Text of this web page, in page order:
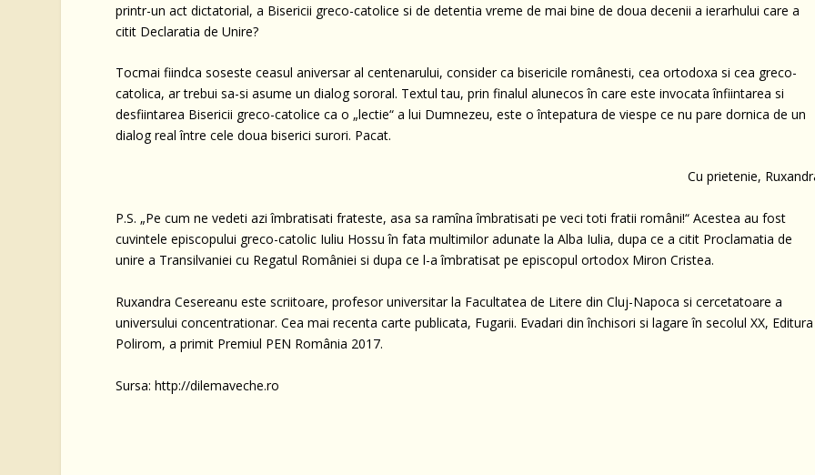
printr-un act dictatorial, a Bisericii greco-catolice si de detentia vreme de mai bine de doua decenii a ierarhului care a
citit Declaratia de Unire?
Tocmai fiindca soseste ceasul aniversar al centenarului, consider ca bisericile românesti, cea ortodoxa si cea greco-
catolica, ar trebui sa-si asume un dialog sororal. Textul tau, prin finalul alunecos în care este invocata înfiintarea si
desfiintarea Bisericii greco-catolice ca o „lectie“ a lui Dumnezeu, este o întepatura de viespe ce nu pare dornica de un
dialog real între cele doua biserici surori. Pacat.
Cu prietenie,
P.S. „Pe cum ne vedeti azi îmbratisati frateste, asa sa ramîna îmbratisati pe veci toti fratii români!“ Acestea au fost
cuvintele episcopului greco-catolic Iuliu Hossu în fata multimilor adunate la Alba Iulia, dupa ce a citit Proclamatia de
unire a Transilvaniei cu Regatul României si dupa ce l-a îmbratisat pe episcopul ortodox Miron Cristea.
Ruxandra Cesereanu este scriitoare, profesor universitar la Facultatea de Litere din Cluj-Napoca si cercetatoare a
universului concentrationar. Cea mai recenta carte publicata, Fugarii. Evadari din închisori si lagare în secolul XX, Editura
Polirom, a primit Premiul PEN România 2017.
Sursa: http://dilemaveche.ro